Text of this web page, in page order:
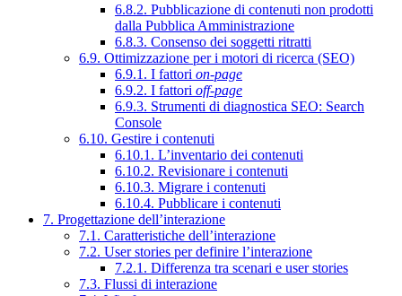
6.8.2. Pubblicazione di contenuti non prodotti
dalla Pubblica Amministrazione
6.8.3. Consenso dei soggetti ritratti
6.9. Ottimizzazione per i motori di ricerca (SEO)
6.9.1. I fattori on-page
6.9.2. I fattori off-page
6.9.3. Strumenti di diagnostica SEO: Search
Console
6.10. Gestire i contenuti
6.10.1. L’inventario dei contenuti
6.10.2. Revisionare i contenuti
6.10.3. Migrare i contenuti
6.10.4. Pubblicare i contenuti
7. Progettazione dell’interazione
7.1. Caratteristiche dell’interazione
7.2. User stories per definire l’interazione
7.2.1. Differenza tra scenari e user stories
7.3. Flussi di interazione